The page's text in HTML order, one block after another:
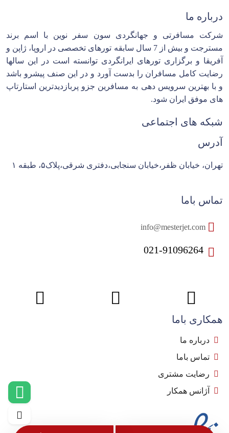
درباره ما
شرکت مسافرتی و جهانگردی سون سفر نوین با اسم برند
مسترجت و بیش از 7 سال سابقه تورهای تخصصی در اروپا، ژاپن و
آفریقا و برگزاری تورهای ایرانگردی توانسته است در این سالها
رضایت کامل مسافران را بدست آورد و در این صنف پیشرو باشد
و با بهترین سرویس دهی به مسافرین جزو پربازدیدترین استارتاپ
های موفق ایران شود.
شبکه های اجتماعی
آدرس
تهران، خیابان ظفر،خیابان سنجابی،دفتری شرقی،پلاک۵، طبقه ۱
تماس باما
021-91096264
همکاری باما
درباره ما
تماس باما
رضایت مشتری
آژانس همکار